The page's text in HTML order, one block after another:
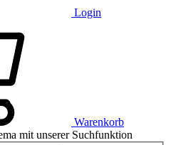
Login
Warenkorb
mit unserer Suchfunktion